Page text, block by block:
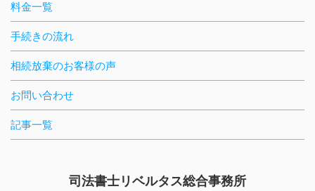
料金一覧
手続きの流れ
相続放棄のお客様の声
お問い合わせ
記事一覧
司法書士リベルタス総合事務所